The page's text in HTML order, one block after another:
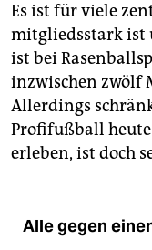
Es ist für viele
mitgliedsstark ist
ist bei
inzwischen zwölf
Allerdings
Profifußball
erleben, ist doch
Alle gegen